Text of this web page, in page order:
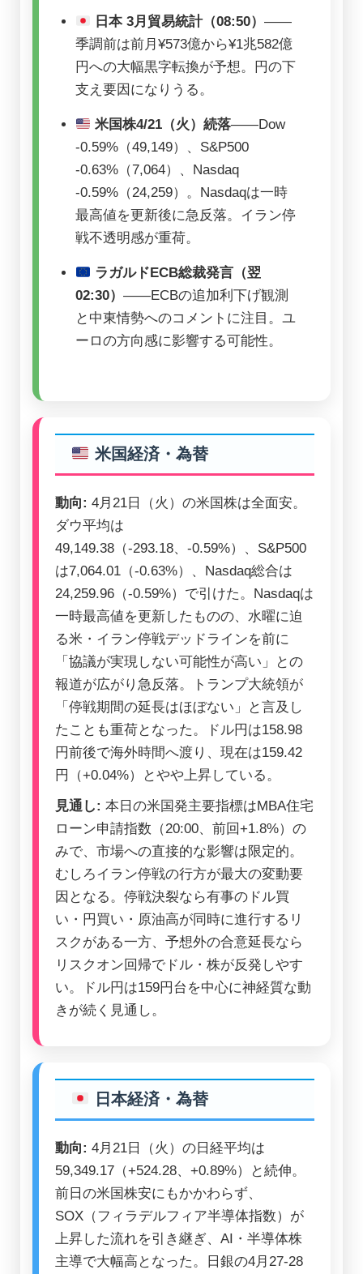
日本 3月貿易統計（08:50）——
季調前は前月¥573億から¥1兆582億
円への大幅黒字転換が予想。円の下
支え要因になりうる。
米国株4/21（火）続落——Dow
-0.59%（49,149）、S&P500
-0.63%（7,064）、Nasdaq
-0.59%（24,259）。Nasdaqは一時
最高値を更新後に急反落。イラン停
戦不透明感が重荷。
ラガルドECB総裁発言（翌
02:30） ——ECBの追加利下げ観測
と中東情勢へのコメントに注目。ユ
ーロの方向感に影響する可能性。
米国経済・為替
動向: 4月21日（火）の米国株は全面安。
ダウ平均は
49,149.38（-293.18、-0.59%）、S&P500
は7,064.01（-0.63%）、Nasdaq総合は
24,259.96（-0.59%）で引けた。Nasdaqは
一時最高値を更新したものの、水曜に迫
る米・イラン停戦デッドラインを前に
「協議が実現しない可能性が高い」との
報道が広がり急反落。トランプ大統領が
「停戦期間の延長はほぼない」と言及し
たことも重荷となった。ドル円は158.98
円前後で海外時間へ渡り、現在は159.42
円（+0.04%）とやや上昇している。
見通し: 本日の米国発主要指標はMBA住宅
ローン申請指数（20:00、前回+1.8%）の
みで、市場への直接的な影響は限定的。
むしろイラン停戦の行方が最大の変動要
因となる。停戦決裂なら有事のドル買
い・円買い・原油高が同時に進行するリ
スクがある一方、予想外の合意延長なら
リスクオン回帰でドル・株が反発しやす
い。ドル円は159円台を中心に神経質な動
きが続く見通し。
日本経済・為替
動向: 4月21日（火）の日経平均は
59,349.17（+524.28、+0.89%）と続伸。
前日の米国株安にもかかわらず、
SOX（フィラデルフィア半導体指数）が
上昇した流れを引き継ぎ、AI・半導体株
主導で大幅高となった。日銀の4月27-28